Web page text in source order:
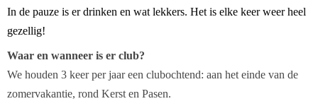
In de pauze is er drinken en wat lekkers. Het is elke keer weer heel
gezellig!
Waar en wanneer is er club?
We houden 3 keer per jaar een clubochtend: aan het einde van de
zomervakantie, rond Kerst en Pasen.